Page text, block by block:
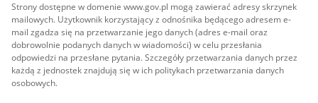
Strony dostępne w domenie www.gov.pl mogą zawierać adresy skrzynek
mailowych. Użytkownik korzystający z odnośnika będącego adresem e-
mail zgadza się na przetwarzanie jego danych (adres e-mail oraz
dobrowolnie podanych danych w wiadomości) w celu przesłania
odpowiedzi na przesłane pytania. Szczegóły przetwarzania danych przez
każdą z jednostek znajdują się w ich politykach przetwarzania danych
osobowych.